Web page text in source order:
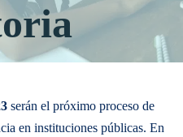
serán el próximo proceso de
en instituciones públicas. En